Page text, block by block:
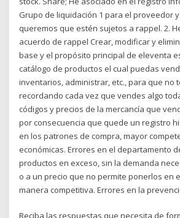
Grupo de liquidación 1 para el proveedor
queremos que estén sujetos a rappel. 2.
acuerdo de rappel Crear, modificar y
base y el propósito principal de eleventa
catálogo de productos el cual puedas
inventarios, administrar, etc., para que no
recordando cada vez que vendes algo
códigos y precios de la mercancía que
por consecuencia que quede un registro
en los patrones de compra, mayor
económicas. Errores en el departamento
productos en exceso, sin la demanda
o a un precio que no permite ponerlos en
manera competitiva. Errores en la
Reciba las respuestas que necesita de